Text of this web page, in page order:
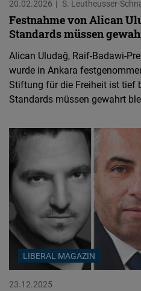
20.02.2026 S. Leutheusser-
Festnahme von Alican
Standards müssen
Alican Uludağ, Raif-Badawi-
wurde in Ankara
Stiftung für die Freiheit ist tief
Standards müssen gewahrt
LIBERAL MAGAZIN
23.12.2025